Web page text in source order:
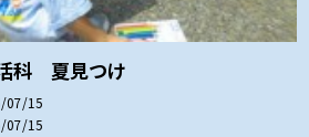
活科 夏見つけ
07/15
07/15